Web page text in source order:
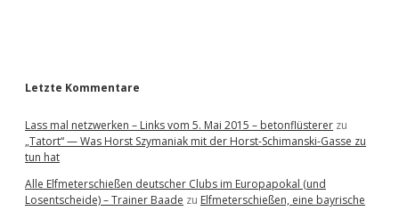
Letzte Kommentare
Lass mal netzwerken – Links vom 5. Mai 2015 – betonflüsterer zu
„Tatort“ — Was Horst Szymaniak mit der Horst-Schimanski-Gasse zu
tun hat
Alle Elfmeterschießen deutscher Clubs im Europapokal (und
Losentscheide) – Trainer Baade zu Elfmeterschießen, eine bayrische